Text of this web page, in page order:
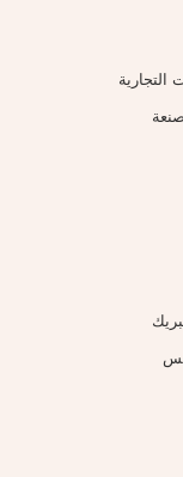
التجارية